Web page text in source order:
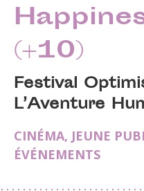
(+10)
Festival
L’Aventure
CINÉMA, JEUNE
ÉVÉNEMENTS